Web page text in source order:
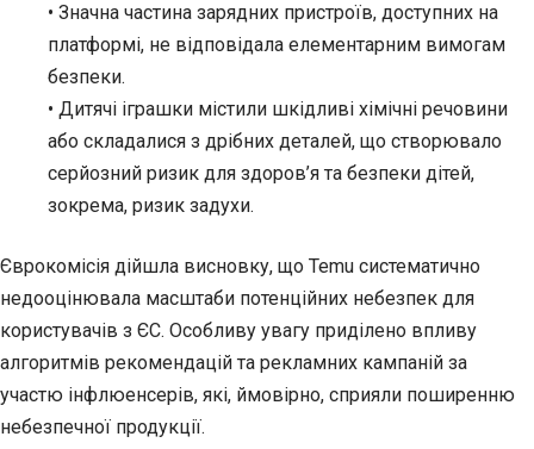
• Значна частина зарядних пристроїв, доступних на
платформі, не відповідала елементарним вимогам
безпеки.
• Дитячі іграшки містили шкідливі хімічні речовини
або складалися з дрібних деталей, що створювало
серйозний ризик для здоров’я та безпеки дітей,
зокрема, ризик задухи.
Єврокомісія дійшла висновку, що Temu систематично
недооцінювала масштаби потенційних небезпек для
користувачів з ЄС. Особливу увагу приділено впливу
алгоритмів рекомендацій та рекламних кампаній за
участю інфлюенсерів, які, ймовірно, сприяли поширенню
небезпечної продукції.